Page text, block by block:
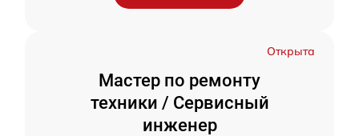
Открыта
Мастер по ремонту
техники / Сервисный
инженер